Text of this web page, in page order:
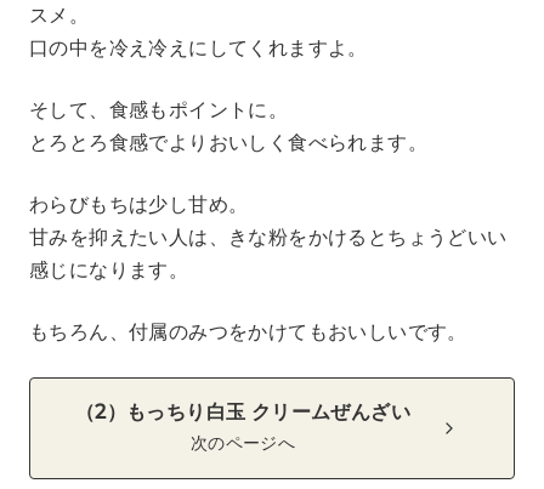
スメ。
口の中を冷え冷えにしてくれますよ。
そして、食感もポイントに。
とろとろ食感でよりおいしく食べられます。
わらびもちは少し甘め。
甘みを抑えたい人は、きな粉をかけるとちょうどいい
感じになります。
もちろん、付属のみつをかけてもおいしいです。
（2）もっちり白玉 クリームぜんざい
次のページへ